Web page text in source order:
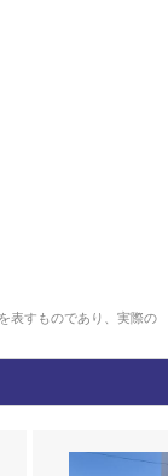
表すものであり、実際の